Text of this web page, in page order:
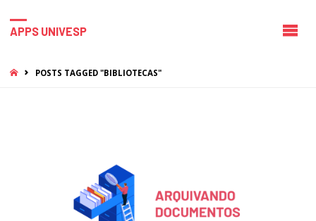
APPS UNIVESP
HOMEPOSTS TAGGED "BIBLIOTECAS"